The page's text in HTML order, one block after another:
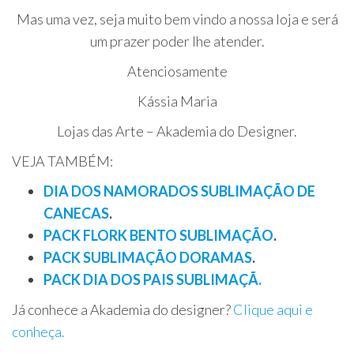
Mas uma vez, seja muito bem vindo a nossa loja e será
um prazer poder lhe atender.
Atenciosamente
Kássia Maria
Lojas das Arte – Akademia do Designer.
VEJA TAMBÉM:
DIA DOS NAMORADOS SUBLIMAÇÃO DE
CANECAS.
PACK FLORK BENTO SUBLIMAÇÃO.
PACK SUBLIMAÇÃO DORAMAS.
PACK DIA DOS PAIS SUBLIMAÇÃ.
Já conhece a Akademia do designer?Clique aqui e
conheça.